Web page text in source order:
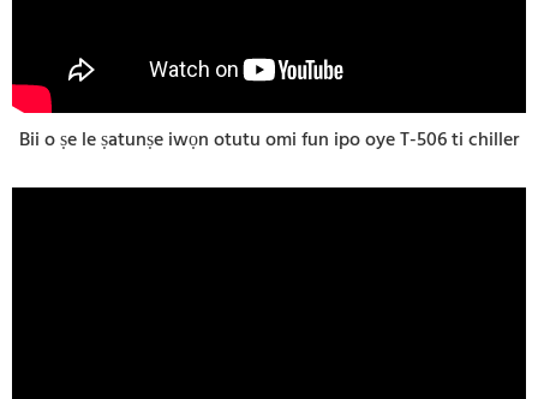
Bii o ṣe le ṣatunṣe iwọn otutu omi fun ipo oye T-506 ti chiller